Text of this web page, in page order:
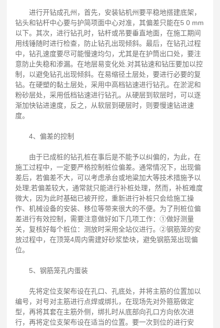
进行开钻成孔州，首先，安装钻机州要平稳地搭建底架，
钻头和钻杆中心要与护简项面中心对准，其偏差只能在5 0 mm
以下。其次，进行钻孔时，钻杆或吊要垂直地面，在施工期间
用线锤随时进行检查，防止钻孔出现倾斜。最后，在钻孔过程
中，钻孔速度要尽可能慢速均匀，尤其是在护筒出口处，要注
意防止失稳和渗漏。在地层易变化处.对其钻速和钻压要加以控
制，以避免钻孔出现倾斜。在易缩径土层处，要进行必要的复
钻。在硬塑的黏土层处，采用中高档钻速进行钻孔。在淤泥和
粉砂层处，采用低档钻速进行钻孔。从硬层到软层时，可以逐
渐加快钻进速度，反之，从软层到硬层时，则要慢速钻进速
度。
4、偏差的控制
由于已成桩的钻孔桩在事后是不能予以纠偏的，为此，在
施工过程中，一定要严格控制桩位偏差。通常情况下，出现偏
差后，若偏差不大，可以考虑承台或地粱加大等技术措施予以
处理;若偏差较大，通常就只能进行补桩处理，然而，补桩难度
微大，因为此时基础已被开挖，重新进行补桩只会给施工操
作、机械设备的安装、移位等带来很大的不便。为了刑桩位偏
差进行有效控制，需要注意做好如下几项工作：①做好测量
关，复核好每个桩位：测放时采用全站仪进行。②钢筋笼的安
放过程中，在顶笼4周内需建好砂浆垫块，避免钢筋笼出现偏
位。
5、钢筋笼孔内蛋装
先将定位支架布设在孔口、孔底处，并将主筋的位置加以
编号，对号对主筋进行点焊或绑扎，在现场先对外箍筋做定
型，再将其套在主筋外侧，绑扎时从底部向孔口方向依次进
行，再将定位支架布设在适当的位置。要一次到位的进行安